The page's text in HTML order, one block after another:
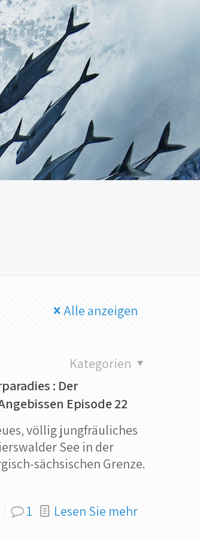
Alle anzeigen
Kategorien
: Der
Episode 22
völlig jungfräuliches
See in der
sächsischen Grenze.
1 Lesen Sie mehr